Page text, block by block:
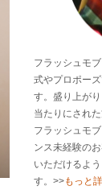
フラッシュモ
式やプロポー
す。盛り上が
当たりにされ
フラッシュモ
ンス未経験の
いただけるよ
す。>>もっと